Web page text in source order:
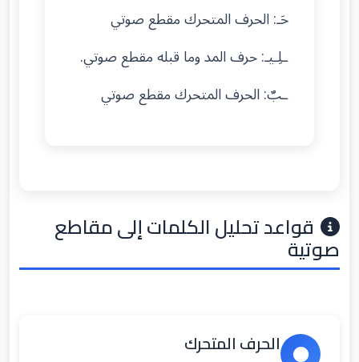
حَـ: الحرف المتحرك مقطع صوتي
ـلِـيـ: حرف المد وما قبله مقطع صوتي.
ـبٌ: الحرف المتحرك مقطع صوتي
قواعد تحليل الكلمات إلى مقاطع
صوتية
الحرف المتحرك